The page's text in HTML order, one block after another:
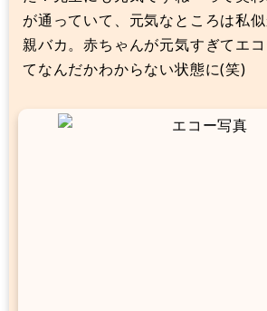
が通っていて、元気なところは私
親バカ。赤ちゃんが元気すぎてエ
てなんだかわからない状態に(笑)